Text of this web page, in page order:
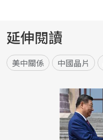
延伸閱讀
美中關係 中國晶片